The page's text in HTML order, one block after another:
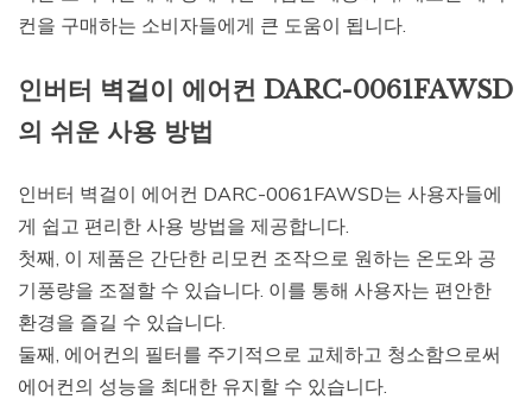
컨을 구매하는 소비자들에게 큰 도움이 됩니다.
인버터 벽걸이 에어컨 DARC-0061FAWSD
의 쉬운 사용 방법
인버터 벽걸이 에어컨 DARC-0061FAWSD는 사용자들에
게 쉽고 편리한 사용 방법을 제공합니다.
첫째, 이 제품은 간단한 리모컨 조작으로 원하는 온도와 공
기풍량을 조절할 수 있습니다. 이를 통해 사용자는 편안한
환경을 즐길 수 있습니다.
둘째, 에어컨의 필터를 주기적으로 교체하고 청소함으로써
에어컨의 성능을 최대한 유지할 수 있습니다.